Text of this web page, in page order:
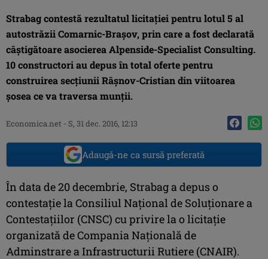
Strabag contestă rezultatul licitaţiei pentru lotul 5 al
autostrăzii Comarnic-Braşov, prin care a fost declarată
câştigătoare asocierea Alpenside-Specialist Consulting.
10 constructori au depus în total oferte pentru
construirea secţiunii Râşnov-Cristian din viitoarea
şosea ce va traversa munţii.
Economica.net - S, 31 dec. 2016, 12:13
Adaugă-ne ca sursă preferată
În data de 20 decembrie, Strabag a depus o
contestaţie la Consiliul Naţional de Soluţionare a
Contestaţiilor (CNSC) cu privire la o licitaţie
organizată de Compania Naţională de
Adminstrare a Infrastructurii Rutiere (CNAIR).